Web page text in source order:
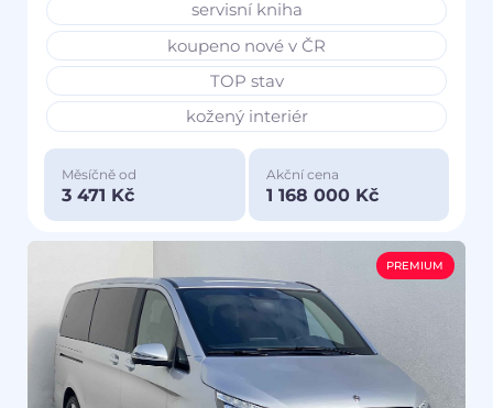
servisní kniha
koupeno nové v ČR
TOP stav
kožený interiér
Měsíčně od
3 471 Kč
Akční cena
1 168 000 Kč
PREMIUM